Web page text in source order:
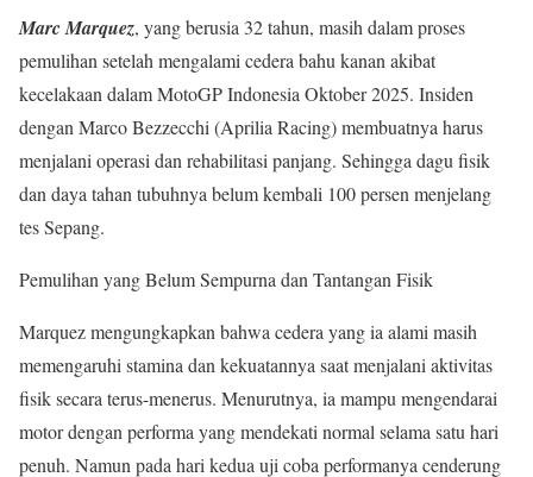
Marc Marquez, yang berusia 32 tahun, masih dalam proses
pemulihan setelah mengalami cedera bahu kanan akibat
kecelakaan dalam MotoGP Indonesia Oktober 2025. Insiden
dengan Marco Bezzecchi (Aprilia Racing) membuatnya harus
menjalani operasi dan rehabilitasi panjang. Sehingga dagu fisik
dan daya tahan tubuhnya belum kembali 100 persen menjelang
tes Sepang.
Pemulihan yang Belum Sempurna dan Tantangan Fisik
Marquez mengungkapkan bahwa cedera yang ia alami masih
memengaruhi stamina dan kekuatannya saat menjalani aktivitas
fisik secara terus-menerus. Menurutnya, ia mampu mengendarai
motor dengan performa yang mendekati normal selama satu hari
penuh. Namun pada hari kedua uji coba performanya cenderung